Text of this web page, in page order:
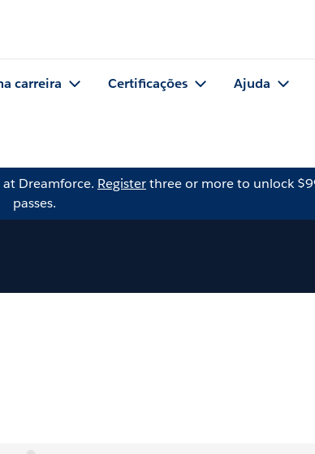
carreira Certificações Ajuda
Dreamforce. Registerthree or more to unlock
passes.